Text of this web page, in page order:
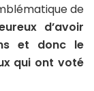
de
d’avoir
et donc le
qui ont voté